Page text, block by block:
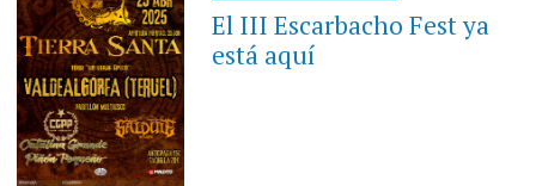
El III Escarbacho Fest ya
está aquí